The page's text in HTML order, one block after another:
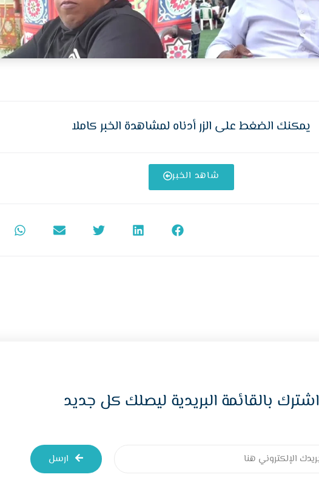
يمكنك الضغط على الزر أدناه لمشاهدة الخبر كاملا
شاهد الخبر
اشترك بالقائمة البريدية ليصلك كل جديد
ارسل